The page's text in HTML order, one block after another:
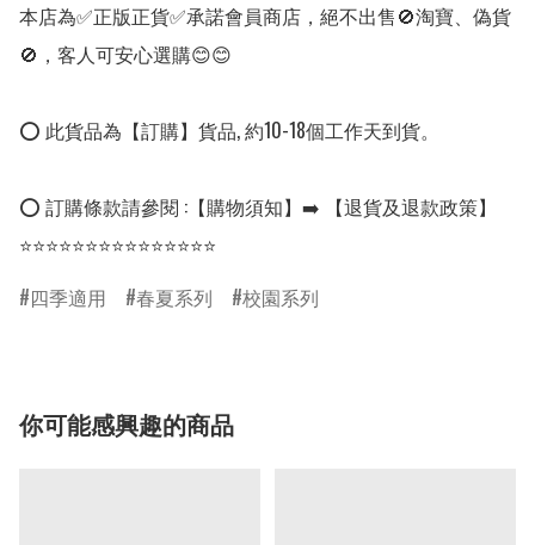
本店為✅正版正貨✅承諾會員商店，絕不出售🚫淘寶、偽貨
🚫，客人可安心選購😊😊
⭕ 此貨品為【訂購】貨品, 約10-18個工作天到貨。
⭕ 訂購條款請參閱 :【購物須知】➡️ 【退貨及退款政策】
⭐⭐⭐⭐⭐⭐⭐⭐⭐⭐⭐⭐⭐⭐⭐
四季適用
春夏系列 校園系列
你可能感興趣的商品